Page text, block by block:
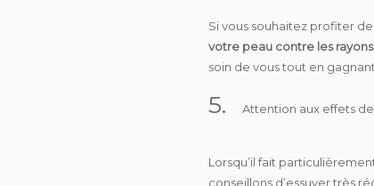
Si vous souhaitez profiter
votre peau contre les rayons
soin de vous tout en
5. Attention aux effets
Lorsqu’il fait
conseillons d’essuyer très